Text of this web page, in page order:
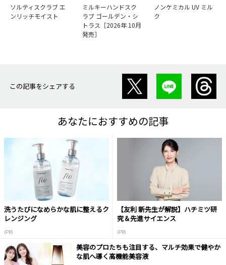
ソルティスクラブ エ
ンリッチモイスト
ミルキーハンドスク
ラブ ゴールデン・シ
トラス［2026年 10月
発売］
ノンケミカル UV ミル
ク
この記事をシェアする
あなたにおすすめの記事
洗うたびになめらかな肌に整えるク
レンジング
(PR)
【友利 新先生が解説】ハチミツ研
究＆先進サイエンス
(PR)
美容のプロたちも注目する、マルチ効果で健やか
な肌へ導く高機能美容液